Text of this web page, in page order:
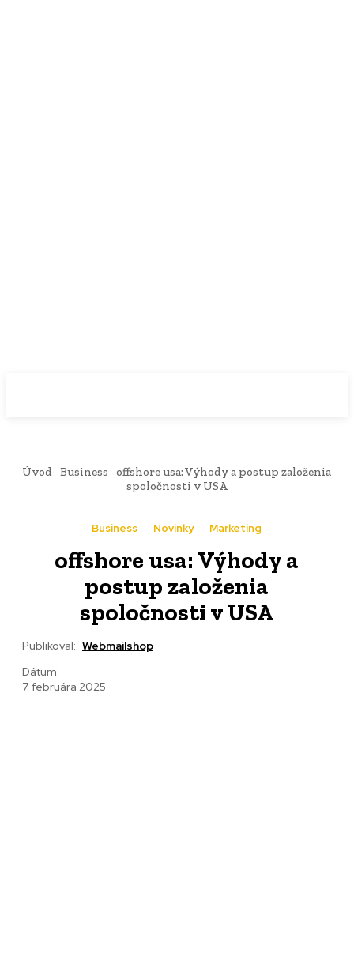
Úvod Business
offshore usa: Výhody a postup založenia
spoločnosti v USA
Business Novinky Marketing
offshore usa: Výhody a
postup založenia
spoločnosti v USA
Publikoval: Webmailshop
Dátum:
7. februára 2025